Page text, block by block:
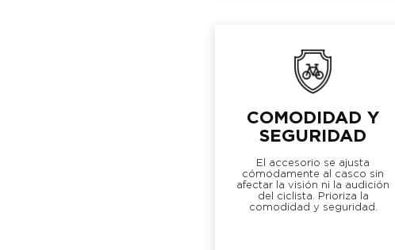
COMODIDAD Y
SEGURIDAD
El accesorio se ajusta
cómodamente al casco sin
afectar la visión ni la audición
del ciclista. Prioriza la
comodidad y seguridad.